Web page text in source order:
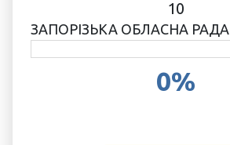
10
ЗАПОРІЗЬКА ОБЛАСНА РАДА
0%